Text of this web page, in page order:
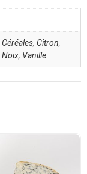
Céréales, Citron,
Noix, Vanille